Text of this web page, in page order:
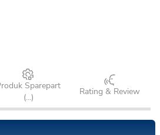
Sparepart
(...)
Rating & Review